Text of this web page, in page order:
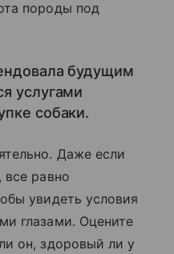
породы под
будущим
услугами
собаки.
Даже если
все равно
увидеть условия
глазами. Оцените
он, здоровый ли у